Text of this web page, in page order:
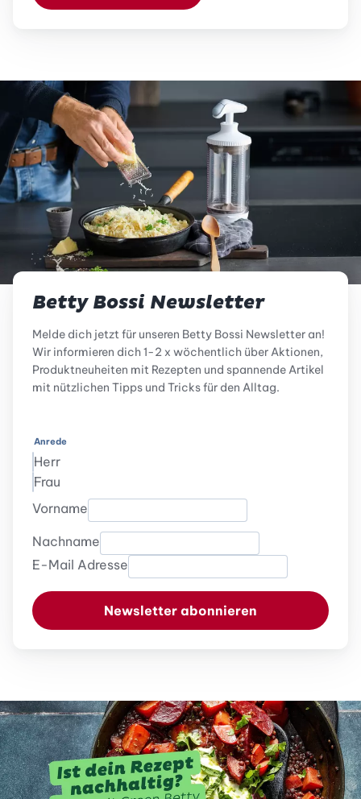
Betty Bossi Newsletter
Melde dich jetzt für unseren Betty Bossi Newsletter an!
Wir informieren dich 1-2 x wöchentlich über Aktionen,
Produktneuheiten mit Rezepten und spannende Artikel
mit nützlichen Tipps und Tricks für den Alltag.
Anrede
Herr
Frau
Vorname
Nachname
E-Mail Adresse
Newsletter abonnieren